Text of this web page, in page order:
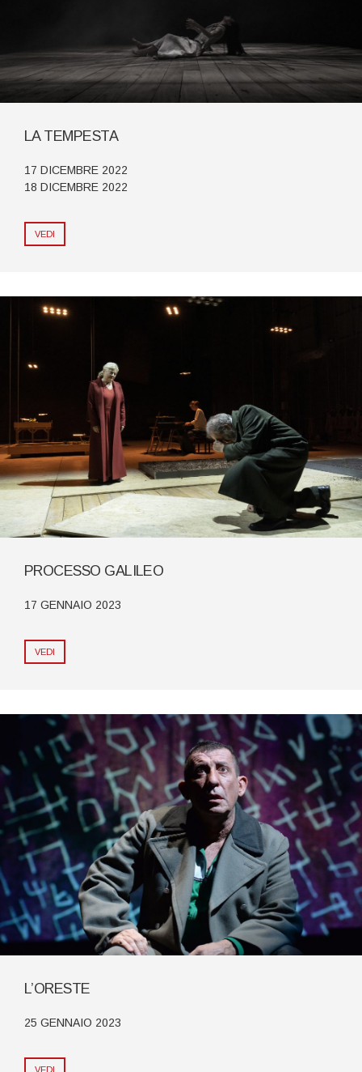
LA TEMPESTA
17 DICEMBRE 2022
18 DICEMBRE 2022
VEDI
PROCESSO GALILEO
17 GENNAIO 2023
VEDI
L’ORESTE
25 GENNAIO 2023
VEDI